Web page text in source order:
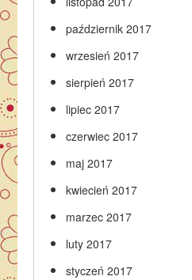
październik 2017
wrzesień 2017
sierpień 2017
lipiec 2017
czerwiec 2017
maj 2017
kwiecień 2017
marzec 2017
luty 2017
styczeń 2017